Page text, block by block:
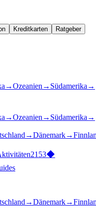
Kreditkarten Ratgeber
→Ozeanien → Südamerika →
→Ozeanien → Südamerika →
→Dänemark→
2153◆
→Dänemark→